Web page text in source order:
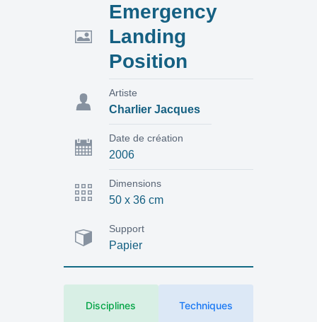
Emergency
Landing
Position
Charlier Jacques
Artiste
2006
Date de création
50 x 36 cm
Dimensions
Papier
Support
Disciplines Techniques